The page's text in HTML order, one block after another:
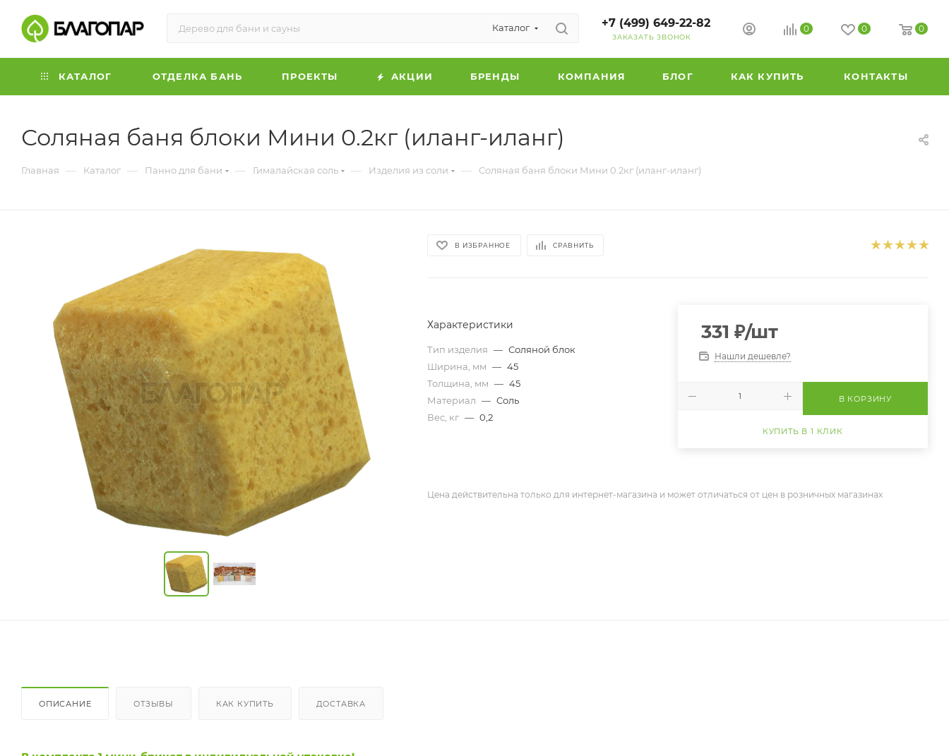
Каталог +7 (499) 649-22-82
ЗАКАЗАТЬ ЗВОНОК
0 0 0
КАТАЛОГ ОТДЕЛКА БАНЬ ПРОЕКТЫ АКЦИИ БРЕНДЫ КОМПАНИЯ БЛОГ КАК КУПИТЬ КОНТАКТЫ
Соляная баня блоки Мини 0.2кг (иланг-иланг)
Главная — Каталог — Панно для бани — Гималайская соль — Изделия из соли — Соляная баня блоки Мини 0.2кг (иланг-иланг)
В ИЗБРАННОЕ СРАВНИТЬ
Характеристики
Тип изделия — Соляной блок
Ширина, мм — 45
Толщина, мм — 45
Материал — Соль
Вес, кг — 0,2
331 ₽/шт
Нашли дешевле?
В КОРЗИНУ
КУПИТЬ В 1 КЛИК
Цена действительна только для интернет-магазина и может отличаться от цен в розничных магазинах
ОПИСАНИЕ ОТЗЫВЫ КАК КУПИТЬ ДОСТАВКА